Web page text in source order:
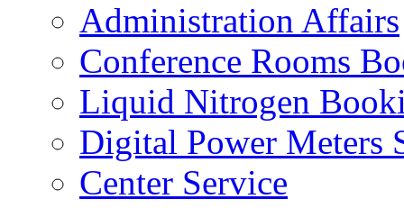
Administration Affairs
Conference Rooms
Liquid Nitrogen
Digital Power Meters
Center Service